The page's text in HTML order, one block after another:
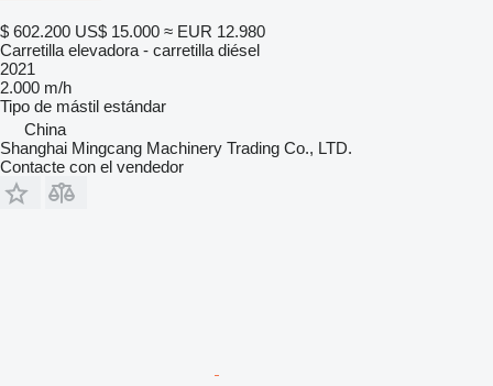
$ 602.200 US$ 15.000 ≈ EUR 12.980
Carretilla elevadora - carretilla diésel
2021
2.000 m/h
Tipo de mástil estándar
China
Shanghai Mingcang Machinery Trading Co., LTD.
Contacte con el vendedor